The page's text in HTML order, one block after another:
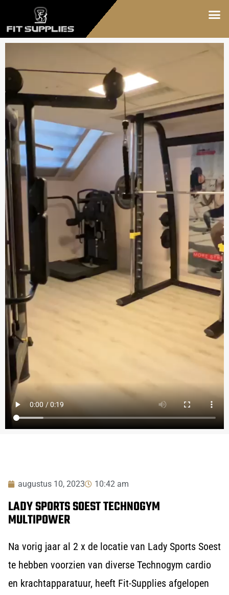
augustus 10, 2023 10:42 am
LADY SPORTS SOEST TECHNOGYM
MULTIPOWER
Na vorig jaar al 2 x de locatie van Lady Sports Soest
te hebben voorzien van diverse Technogym cardio
en krachtapparatuur, heeft Fit-Supplies afgelopen